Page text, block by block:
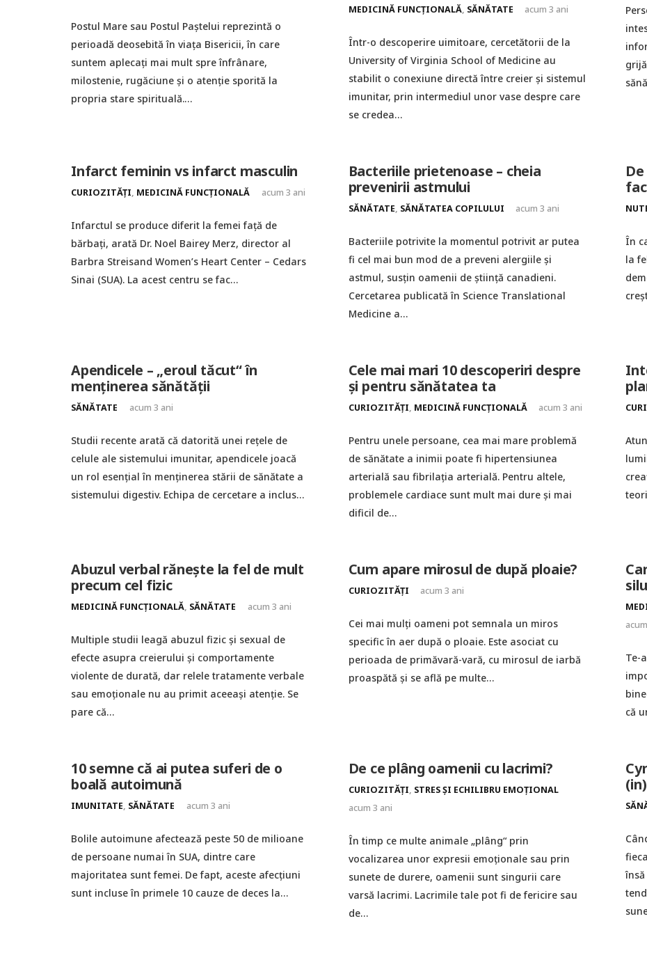
Postul Mare sau Postul Paștelui reprezintă o
perioadă deosebită în viața Bisericii, în care
suntem aplecați mai mult spre înfrânare,
milostenie, rugăciune și o atenție sporită la
propria stare spirituală.…
MEDICINĂ FUNCȚIONALĂ, SĂNĂTATE acum 3 ani
Într-o descoperire uimitoare, cercetătorii de la
University of Virginia School of Medicine au
stabilit o conexiune directă între creier și sistemul
imunitar, prin intermediul unor vase despre care
se credea…
Infarct feminin vs infarct masculin
CURIOZITĂȚI, MEDICINĂ FUNCȚIONALĂ acum 3 ani
Infarctul se produce diferit la femei față de
bărbați, arată Dr. Noel Bairey Merz, director al
Barbra Streisand Women’s Heart Center – Cedars
Sinai (SUA). La acest centru se fac…
Bacteriile prietenoase – cheia
prevenirii astmului
SĂNĂTATE, SĂNĂTATEA COPILULUI acum 3 ani
Bacteriile potrivite la momentul potrivit ar putea
fi cel mai bun mod de a preveni alergiile și
astmul, susțin oamenii de știință canadieni.
Cercetarea publicată în Science Translational
Medicine a…
În
la
Apendicele – „eroul tăcut“ în
menținerea sănătății
SĂNĂTATE acum 3 ani
Studii recente arată că datorită unei rețele de
celule ale sistemului imunitar, apendicele joacă
un rol esențial în menținerea stării de sănătate a
sistemului digestiv. Echipa de cercetare a inclus…
Cele mai mari 10 descoperiri despre
și pentru sănătatea ta
CURIOZITĂȚI, MEDICINĂ FUNCȚIONALĂ acum 3 ani
Pentru unele persoane, cea mai mare problemă
de sănătate a inimii poate fi hipertensiunea
arterială sau fibrilația arterială. Pentru altele,
problemele cardiace sunt mult mai dure și mai
dificil de…
Abuzul verbal rănește la fel de mult
precum cel fizic
MEDICINĂ FUNCȚIONALĂ, SĂNĂTATE acum 3 ani
Multiple studii leagă abuzul fizic și sexual de
efecte asupra creierului și comportamente
violente de durată, dar relele tratamente verbale
sau emoționale nu au primit aceeași atenție. Se
pare că…
Cum apare mirosul de după ploaie?
CURIOZITĂȚI acum 3 ani
Cei mai mulți oameni pot semnala un miros
specific în aer după o ploaie. Este asociat cu
perioada de primăvară-vară, cu mirosul de iarbă
proaspătă și se află pe multe…
Te-
că
10 semne că ai putea suferi de o
boală autoimună
IMUNITATE, SĂNĂTATE acum 3 ani
Bolile autoimune afectează peste 50 de milioane
de persoane numai în SUA, dintre care
majoritatea sunt femei. De fapt, aceste afecțiuni
sunt incluse în primele 10 cauze de deces la…
De ce plâng oamenii cu lacrimi?
CURIOZITĂȚI, STRES ȘI ECHILIBRU EMOȚIONAL
acum 3 ani
În timp ce multe animale „plâng“ prin
vocalizarea unor expresii emoționale sau prin
sunete de durere, oamenii sunt singurii care
varsă lacrimi. Lacrimile tale pot fi de fericire sau
de…